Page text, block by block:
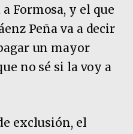
Formosa, y el que
Peña va a decir
un mayor
no sé si la voy a
exclusión, el